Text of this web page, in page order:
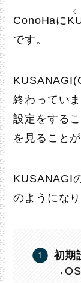
ConoHaに
です。
終わってい
設定をする
を見ること
KUSANAGI
のようになり
初期